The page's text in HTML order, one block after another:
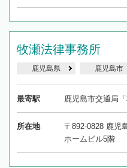
牧瀬法律事務所
鹿児島県 鹿児島市
最寄駅 鹿児島市交通局
所在地
〒892-0828 鹿児
ホームビル5階